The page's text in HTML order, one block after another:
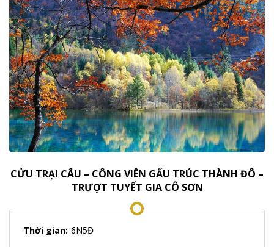
CỬU TRẠI CÂU – CÔNG VIÊN GẤU TRÚC THÀNH ĐÔ –
TRƯỢT TUYẾT GIA CÔ SƠN
Thời gian: 6N5Đ